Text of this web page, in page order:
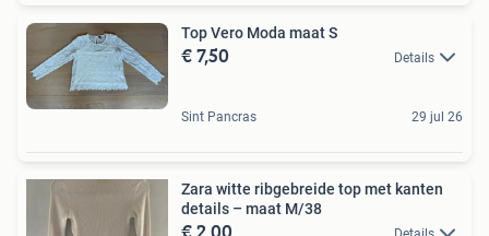
Top Vero Moda maat S
€ 7,50 Details
Sint Pancras 29 jul 26
Zara witte ribgebreide top met kanten
details – maat M/38